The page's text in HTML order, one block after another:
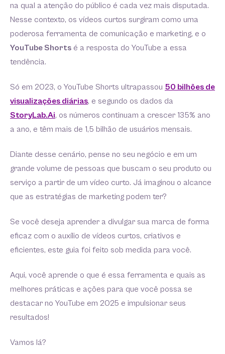
na qual a atenção do público é cada vez mais disputada.
Nesse contexto, os vídeos curtos surgiram como uma
poderosa ferramenta de comunicação e marketing, e o
YouTube Shorts é a resposta do YouTube a essa
tendência.
Só em 2023, o YouTube Shorts ultrapassou 50 bilhões de
visualizações diárias, e segundo os dados da
StoryLab.Ai, os números continuam a crescer 135% ano
a ano, e têm mais de 1,5 bilhão de usuários mensais.
Diante desse cenário, pense no seu negócio e em um
grande volume de pessoas que buscam o seu produto ou
serviço a partir de um vídeo curto. Já imaginou o alcance
que as estratégias de marketing podem ter?
Se você deseja aprender a divulgar sua marca de forma
eficaz com o auxílio de vídeos curtos, criativos e
eficientes, este guia foi feito sob medida para você.
Aqui, você aprende o que é essa ferramenta e quais as
melhores práticas e ações para que você possa se
destacar no YouTube em 2025 e impulsionar seus
resultados!
Vamos lá?